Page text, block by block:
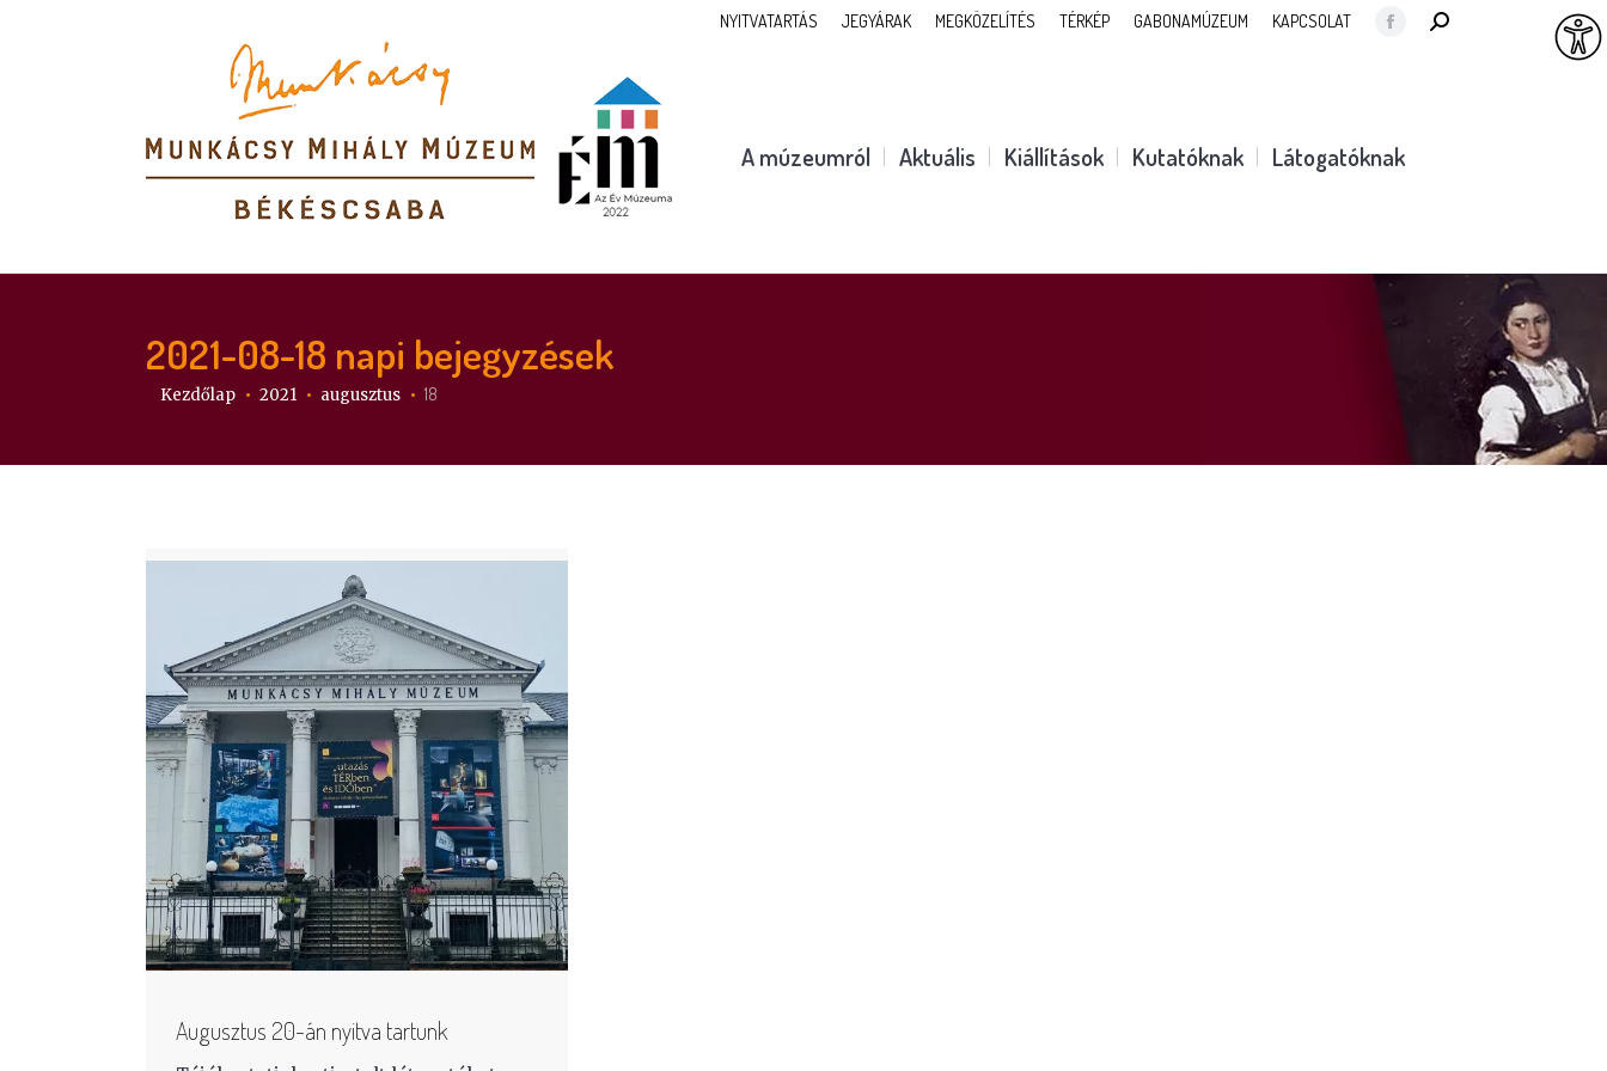
NYITVATARTÁS JEGYÁRAK MEGKÖZELÍTÉS TÉRKÉP GABONAMÚZEUM KAPCSOLAT
Facebook
new
SEARCH:
A múzeumról Aktuális Kiállítások Kutatóknak Látogatóknak
2021-08-18 napi bejegyzések
Itt vagy:
Kezdőlap 2021 augusztus 18
Augusztus 20-án nyitva tartunk